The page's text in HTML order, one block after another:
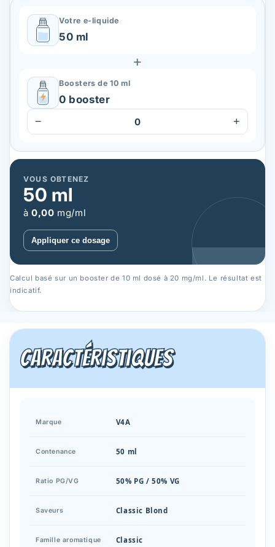
Votre e-liquide
50 ml
+
Boosters de 10 ml
0 booster
−
0 +
VOUS OBTENEZ
50 ml
à0,00 mg/ml
Appliquer ce dosage
Calcul basé sur un booster de 10 ml dosé à 20 mg/ml. Le résultat est
indicatif.
Caractéristiques
Marque V4A
Contenance 50 ml
Ratio PG/VG 50% PG / 50% VG
Saveurs Classic Blond
Famille aromatique Classic